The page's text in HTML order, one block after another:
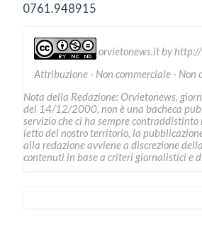
0761.948915
orvietonews.itby
Attribuzione - Non commerciale - Non
Nota della Redazione: Orvietonews,
del 14/12/2000, non è una bacheca
servizio che ci ha sempre
letto del nostro territorio, la
alla redazione avviene a discrezione
contenuti in base a criteri giornalistici e